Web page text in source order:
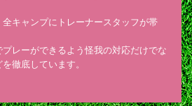
キャンプにトレーナースタッフが帯
レーができるよう怪我の対応だけでな
徹底しています。